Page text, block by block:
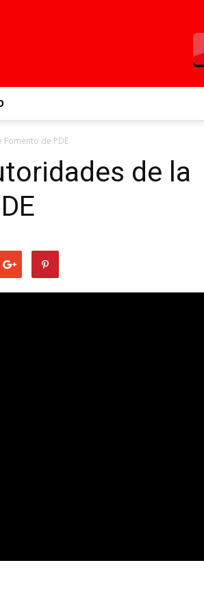
de PDE
de la